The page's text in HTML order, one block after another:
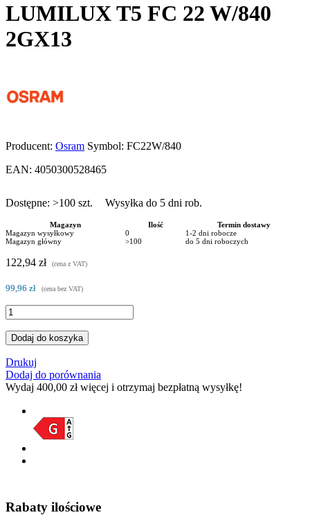
LUMILUX T5 FC 22 W/840
2GX13
Producent: Osram Symbol: FC22W/840
EAN: 4050300528465
Dostępne: >100 szt. Wysyłka do 5 dni rob.
Magazyn Ilość
Termin dostawy
Magazyn wysyłkowy
0
1-2 dni robocze
Magazyn główny
>100 do 5 dni roboczych
122,94 zł (cena z VAT)
99,96 zł (cena bez VAT)
Dodaj do koszyka
Drukuj
Dodaj do porównania
Wydaj 400,00 złwięcej i otrzymaj bezpłatną wysyłkę!
Rabaty ilościowe